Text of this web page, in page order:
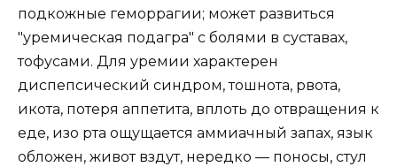
подкожные геморрагии; может развиться
"уремическая подагра" с болями в суставах,
тофусами. Для уремии характерен
диспепсический синдром, тошнота, рвота,
икота, потеря аппетита, вплоть до отвращения к
еде, изо рта ощущается аммиачный запах, язык
обложен, живот вздут, нередко — поносы, стул